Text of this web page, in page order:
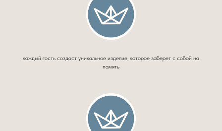
каждый гость создаст уникальное изделие, которое заберет с собой на
память